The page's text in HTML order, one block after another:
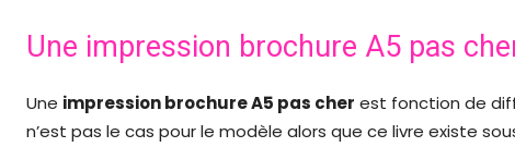
Une impression brochure A5 pas
Une impression brochure A5 pas cher est fonction de
n’est pas le cas pour le modèle alors que ce livre existe